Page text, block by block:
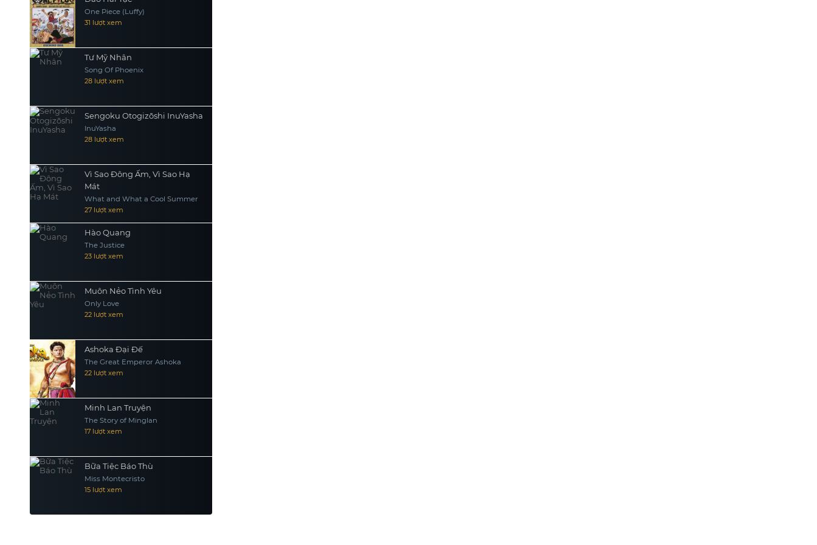
One Piece (Luffy)
31 lượt xem
Tư Mỹ Nhân
Song Of Phoenix
28 lượt xem
Sengoku Otogizōshi InuYasha
InuYasha
28 lượt xem
Vì Sao Đông Ấm, Vì Sao Hạ
Mát
What and What a Cool Summer
27 lượt xem
Hào Quang
The Justice
23 lượt xem
Muôn Nẻo Tình Yêu
Only Love
22 lượt xem
Ashoka Đại Đế
The Great Emperor Ashoka
22 lượt xem
Minh Lan Truyện
The Story of Minglan
17 lượt xem
Bữa Tiệc Báo Thù
Miss Montecristo
15 lượt xem